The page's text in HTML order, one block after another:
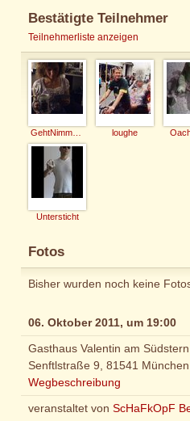
Bestätigte Teilnehmer
Teilnehmerliste anzeigen
loughe
Untersticht
Fotos
Bisher wurden noch keine
06. Oktober 2011, um 19:00
Gasthaus Valentin am Südstern
Senftlstraße 9, 81541 München
Wegbeschreibung
veranstaltet von ScHaFkOpF